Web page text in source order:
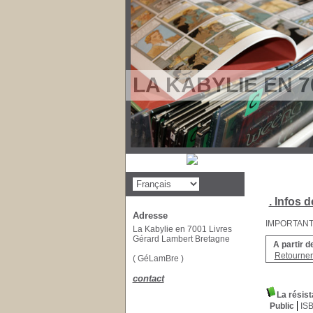
LA KABYLIE EN
. Infos
A partir
La
Public
Adresse
La Kabylie en 7001 Livres
Gérard Lambert Bretagne
( GéLamBre )
contact